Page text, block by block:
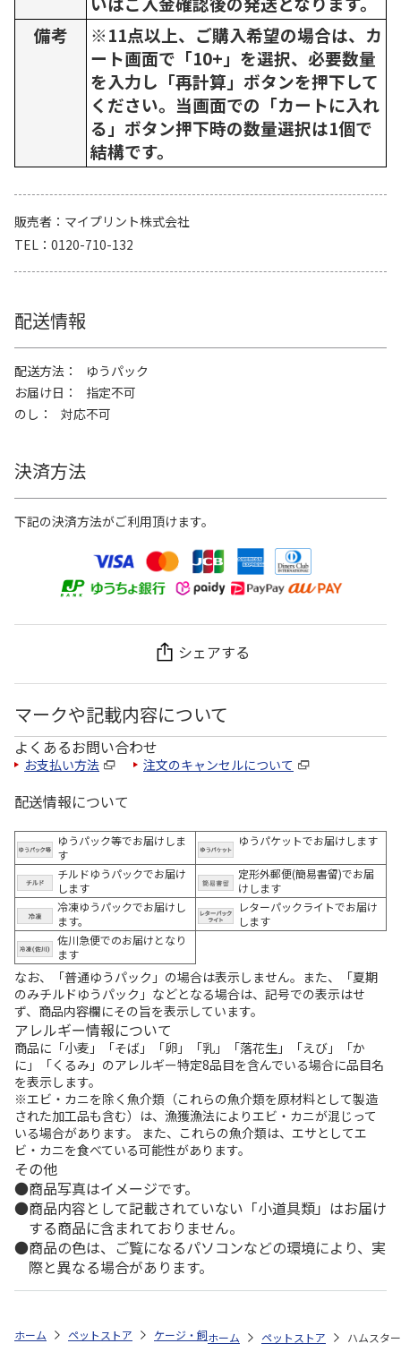
備考
※11点以上、ご購入希望の場合は、カ
ート画面で「10+」を選択、必要数量
を入力し「再計算」ボタンを押下して
ください。当画面での「カートに入れ
る」ボタン押下時の数量選択は1個で
結構です。
販売者
マイプリント株式会社
TEL
0120-710-132
配送情報
配送方法
ゆうパック
お届け日
指定不可
のし
対応不可
決済方法
下記の決済方法がご利用頂けます。
シェアする
マークや記載内容について
よくあるお問い合わせ
お支払い方法 注文のキャンセルについて
配送情報について
ゆうパック等でお届けしま
す
ゆうパケットでお届けします
チルドゆうパックでお届け
します
定形外郵便(簡易書留)でお届
けします
冷凍ゆうパックでお届けし
ます。
レターパックライトでお届け
します
佐川急便でのお届けとなり
ます
なお、「普通ゆうパック」の場合は表示しません。また、「夏期
のみチルドゆうパック」などとなる場合は、記号での表示はせ
ず、商品内容欄にその旨を表示しています。
アレルギー情報について
商品に「小麦」「そば」「卵」「乳」「落花生」「えび」「か
に」「くるみ」のアレルギー特定8品目を含んでいる場合に品目名
を表示します。
※エビ・カニを除く魚介類（これらの魚介類を原材料として製造
された加工品も含む）は、漁獲漁法によりエビ・カニが混じって
いる場合があります。 また、これらの魚介類は、エサとしてエ
ビ・カニを食べている可能性があります。
その他
商品写真はイメージです。
商品内容として記載されていない「小道具類」はお届け
する商品に含まれておりません。
商品の色は、ご覧になるパソコンなどの環境により、実
際と異なる場合があります。
ホーム ペットストア ケージ・飼育その他用品 餌やり・水やり用品
ホーム ペットストア ハムスタ